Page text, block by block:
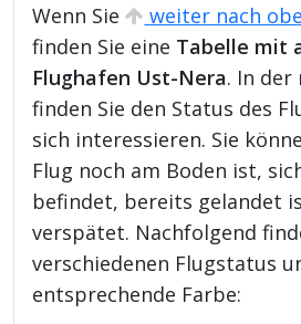
Wenn Sie weiter nach
finden Sie eine Tabelle mit
Flughafen Ust-Nera. In der
finden Sie den Status des
sich interessieren. Sie
Flug noch am Boden ist,
befindet, bereits gelandet
verspätet. Nachfolgend
verschiedenen Flugstatus
entsprechende Farbe: